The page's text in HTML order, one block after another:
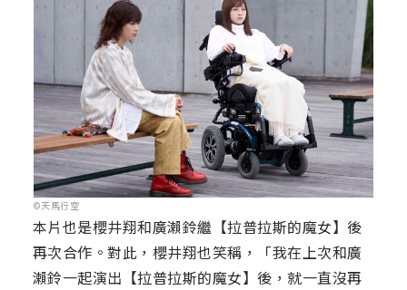
©天馬行空
本片也是櫻井翔和廣瀨鈴繼【拉普拉斯的魔女】後
再次合作。對此，櫻井翔也笑稱，「我在上次和廣
瀨鈴一起演出【拉普拉斯的魔女】後，就一直沒再